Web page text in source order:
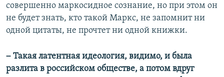
совершенно маркосидное сознание, но при этом он
не будет знать, кто такой Маркс, не запомнит ни
одной цитаты, не прочтет ни одной книжки.
– Такая латентная идеология, видимо, и была
разлита в российском обществе, а потом вдруг